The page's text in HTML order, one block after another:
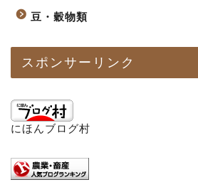
豆・穀物類
スポンサーリンク
にほんブログ村